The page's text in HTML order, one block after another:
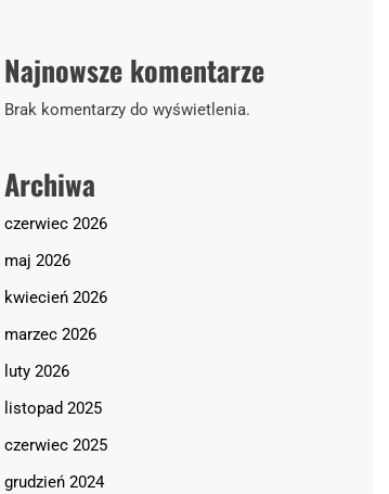
Najnowsze komentarze
Brak komentarzy do wyświetlenia.
Archiwa
czerwiec 2026
maj 2026
kwiecień 2026
marzec 2026
luty 2026
listopad 2025
czerwiec 2025
grudzień 2024